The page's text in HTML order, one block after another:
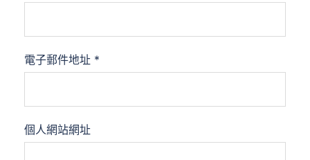
電子郵件地址 *
個人網站網址